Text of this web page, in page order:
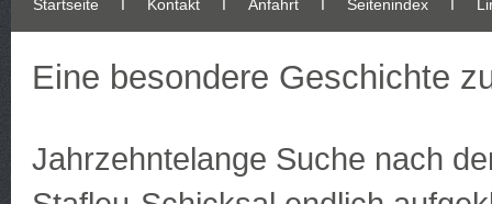
Startseite Ι Kontakt Ι Anfahrt Ι Seitenindex Ι
Eine besondere Geschichte
Jahrzehntelange Suche nach